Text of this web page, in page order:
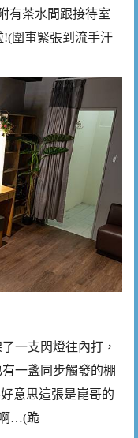
有茶水間跟接待室
!(圍事緊張到流手汗
一支閃燈往內打，
一盞同步觸發的棚
意思這張是崑哥的
…(跪